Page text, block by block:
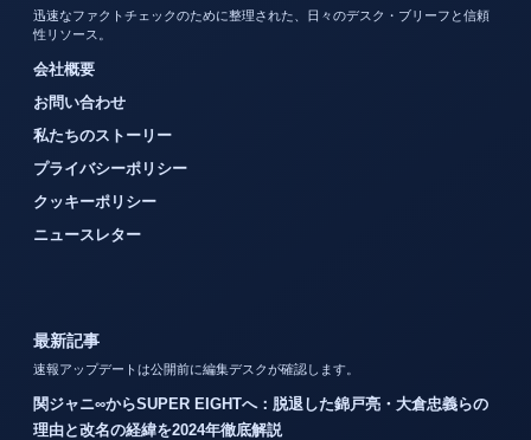
迅速なファクトチェックのために整理された、日々のデスク・ブリーフと信頼
性リソース。
会社概要
お問い合わせ
私たちのストーリー
プライバシーポリシー
クッキーポリシー
ニュースレター
最新記事
速報アップデートは公開前に編集デスクが確認します。
関ジャニ∞からSUPER EIGHTへ：脱退した錦戸亮・大倉忠義らの
理由と改名の経緯を2024年徹底解説